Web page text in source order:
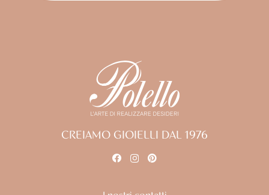
CREIAMO GIOIELLI DAL 1976